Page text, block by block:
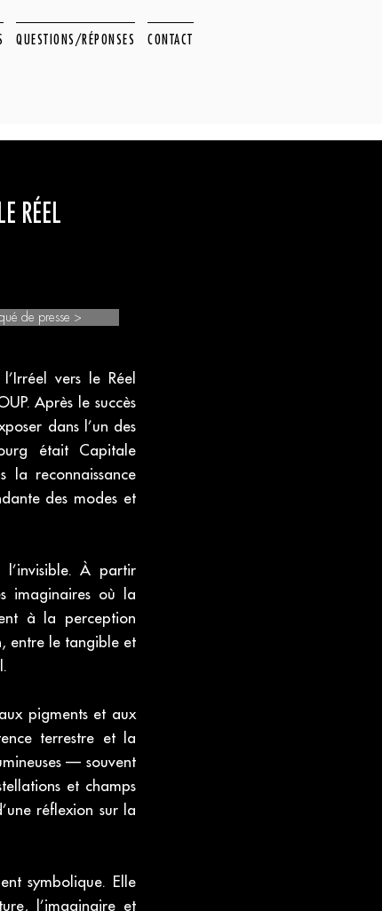
QUESTIONS/RÉPONSES CONTACT
RÉEL
vers le Réel
Après le succès
dans l’un des
était Capitale
la reconnaissance
des modes et
À partir
imaginaires où la
à la perception
entre le tangible et
pigments et aux
terrestre et la
— souvent
et champs
réflexion sur la
symbolique. Elle
l’imaginaire et
de presse >